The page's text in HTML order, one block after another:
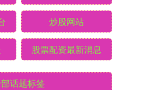
炒股网站
股票配资最新消息
话题标签